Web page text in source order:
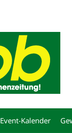
Event-Kalender